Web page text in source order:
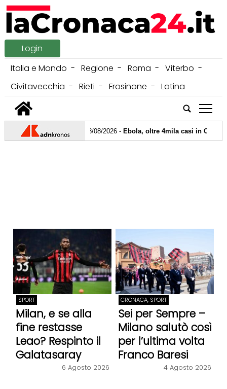
Login
Italia e Mondo
Regione Roma
Viterbo
Civitavecchia
Rieti Frosinone
Latina
tap
08/08/2026 -Ebola, oltre 4mila casi in Congo: i
SPORT
Milan, e se alla
fine restasse
Leao? Respinto il
Galatasaray
6 Agosto 2026
CRONACA, SPORT
Sei per Sempre –
Milano salutò così
per l’ultima volta
Franco Baresi
4 Agosto 2026